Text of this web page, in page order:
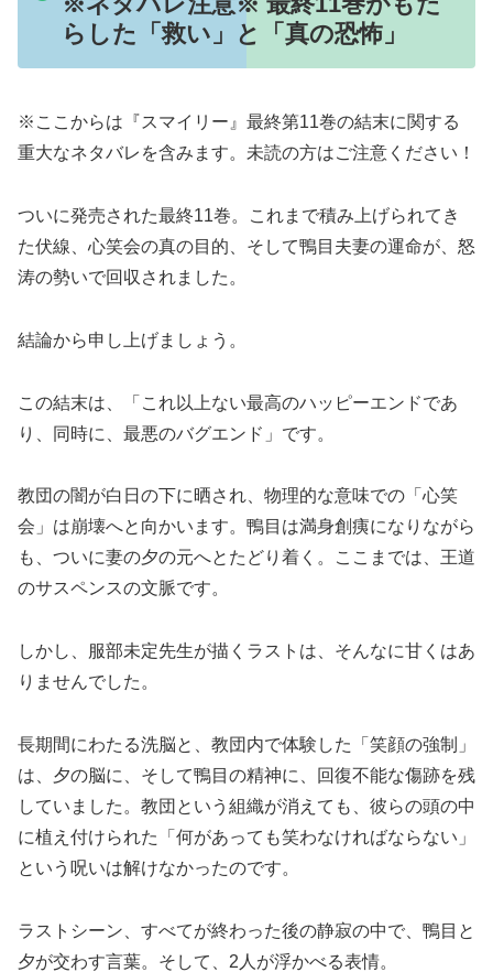
らした「救い」と「真の恐怖」
※ここからは『スマイリー』最終第11巻の結末に関する
重大なネタバレを含みます。未読の方はご注意ください！
ついに発売された最終11巻。これまで積み上げられてき
た伏線、心笑会の真の目的、そして鴨目夫妻の運命が、怒
涛の勢いで回収されました。
結論から申し上げましょう。
この結末は、「これ以上ない最高のハッピーエンドであ
り、同時に、最悪のバグエンド」です。
教団の闇が白日の下に晒され、物理的な意味での「心笑
会」は崩壊へと向かいます。鴨目は満身創痍になりながら
も、ついに妻の夕の元へとたどり着く。ここまでは、王道
のサスペンスの文脈です。
しかし、服部未定先生が描くラストは、そんなに甘くはあ
りませんでした。
長期間にわたる洗脳と、教団内で体験した「笑顔の強制」
は、夕の脳に、そして鴨目の精神に、回復不能な傷跡を残
していました。教団という組織が消えても、彼らの頭の中
に植え付けられた「何があっても笑わなければならない」
という呪いは解けなかったのです。
ラストシーン、すべてが終わった後の静寂の中で、鴨目と
夕が交わす言葉。そして、2人が浮かべる表情。